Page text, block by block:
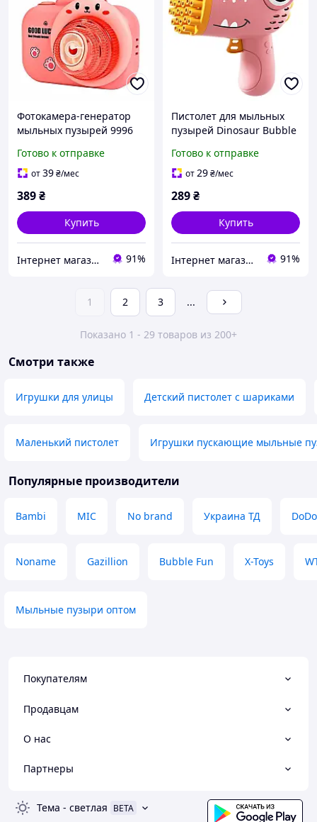
Фотокамера-генератор
мыльных пузырей 9996
Pink
Готово к отправке
от39₴/мес
389₴
Купить
Інтернет магазин магазин Top Aroma And Tech 91%
Пистолет для мыльных
пузырей Dinosaur Bubble
отверстий 50ml Pink
Готово к отправке
от29₴/мес
289₴
Купить
Інтернет магазин магазин Top Aroma And Tech 91%
1 2 3 ...
Показано 1 - 29 товаров из 200+
Смотри также
Игрушки для улицы Детский пистолет с шариками
Маленький пистолет Игрушки пускающие мыльные
Популярные производители
Bambi MIC No brand Украина ТД DoDo
Noname Gazillion Bubble Fun X-Toys
Мыльные пузыри оптом
Покупателям
Продавцам
О нас
Партнеры
Тема - светлая BETA